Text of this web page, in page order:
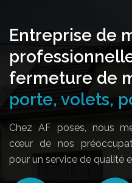
Entreprise de
fermeture de
porte, volets,
Chez AF poses, nous
cœur de nos
pour un service de qualité